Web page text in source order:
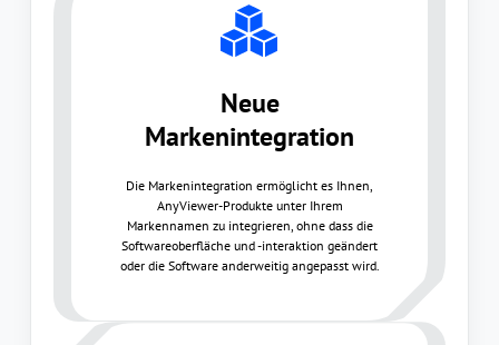
Neue
Markenintegration
Die Markenintegration ermöglicht es Ihnen,
AnyViewer-Produkte unter Ihrem
Markennamen zu integrieren, ohne dass die
Softwareoberfläche und -interaktion geändert
oder die Software anderweitig angepasst wird.